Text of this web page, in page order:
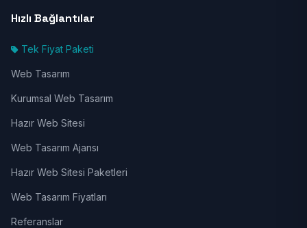
Hızlı Bağlantılar
Tek Fiyat Paketi
Web Tasarım
Kurumsal Web Tasarım
Hazır Web Sitesi
Web Tasarım Ajansı
Hazır Web Sitesi Paketleri
Web Tasarım Fiyatları
Referanslar